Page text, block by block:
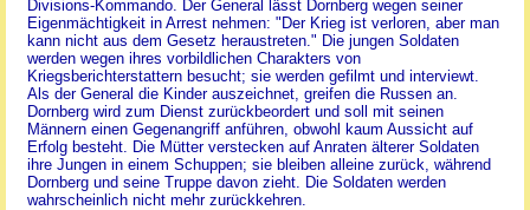
Divisions-Kommando. Der General lässt Dornberg wegen seiner
Eigenmächtigkeit in Arrest nehmen: "Der Krieg ist verloren, aber man
kann nicht aus dem Gesetz heraustreten." Die jungen Soldaten
werden wegen ihres vorbildlichen Charakters von
Kriegsberichterstattern besucht; sie werden gefilmt und interviewt.
Als der General die Kinder auszeichnet, greifen die Russen an.
Dornberg wird zum Dienst zurückbeordert und soll mit seinen
Männern einen Gegenangriff anführen, obwohl kaum Aussicht auf
Erfolg besteht. Die Mütter verstecken auf Anraten älterer Soldaten
ihre Jungen in einem Schuppen; sie bleiben alleine zurück, während
Dornberg und seine Truppe davon zieht. Die Soldaten werden
wahrscheinlich nicht mehr zurückkehren.